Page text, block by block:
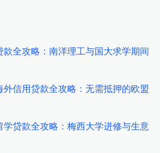
全攻略：南洋理工与国大求学期间
信用贷款全攻略：无需抵押的欧盟
贷款全攻略：梅西大学进修与生意